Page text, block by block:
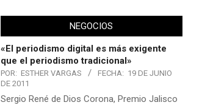
NEGOCIOS
«El periodismo digital es más exigente
que el periodismo tradicional»
POR: ESTHER VARGAS FECHA: 19 DE JUNIO
DE 2011
Sergio René de Dios Corona, Premio Jalisco